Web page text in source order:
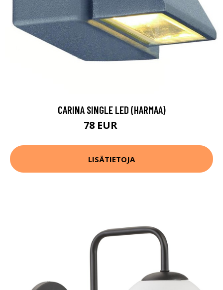
CARINA SINGLE LED (HARMAA)
78 EUR
LISÄTIETOJA